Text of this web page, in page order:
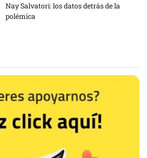
Nay Salvatori: los datos detrás de la
polémica